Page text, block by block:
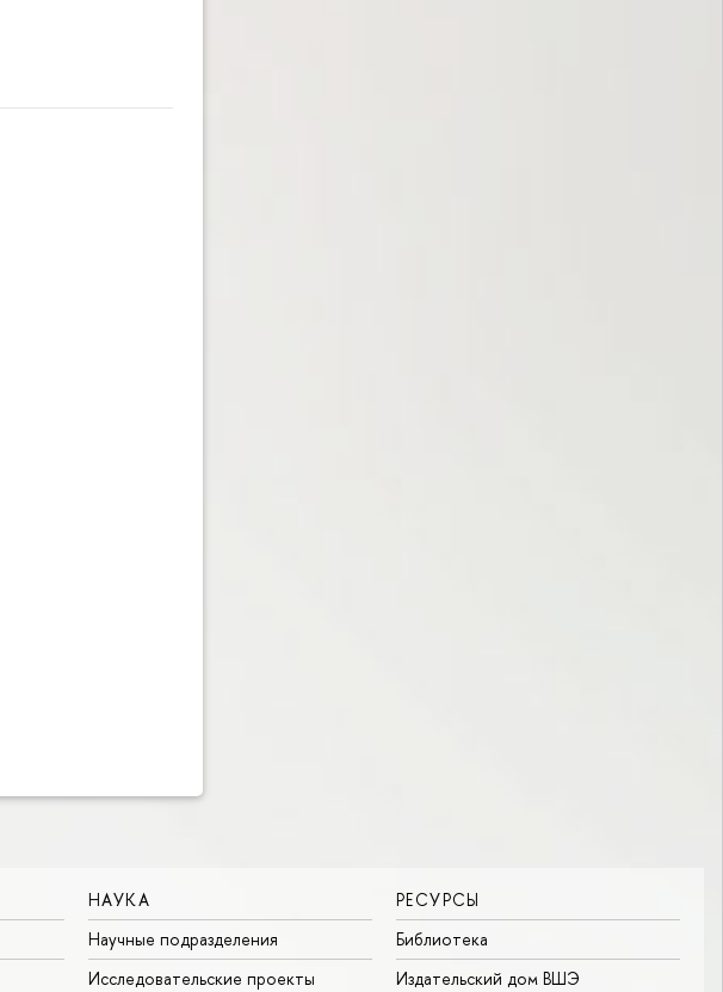
НАУКА
Научные подразделения
Исследовательские проекты
РЕСУРСЫ
Библиотека
Издательский дом ВШЭ